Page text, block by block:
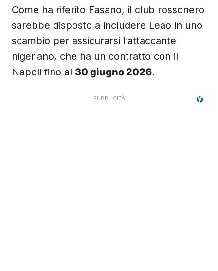
Come ha riferito Fasano, il club rossonero
sarebbe disposto a includere Leao in uno
scambio per assicurarsi l’attaccante
nigeriano, che ha un contratto con il
Napoli fino al 30 giugno 2026.